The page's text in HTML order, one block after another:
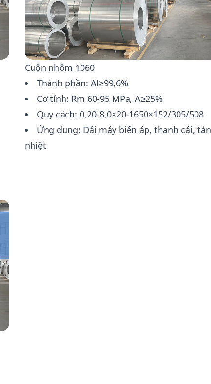
Cuộn nhôm 1060
Thành phần: Al≥99,6%
Cơ tính: Rm 60-95 MPa, A≥25%
Quy cách: 0,20-8,0×20-1650×152/305/508
Ứng dụng: Dải máy biến áp, thanh cái, tản
nhiệt